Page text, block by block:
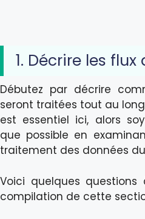
1. Décrire les
Débutez par décrire
seront traitées tout au
est essentiel ici, alors
que possible en
traitement des données
Voici quelques
compilation de cette